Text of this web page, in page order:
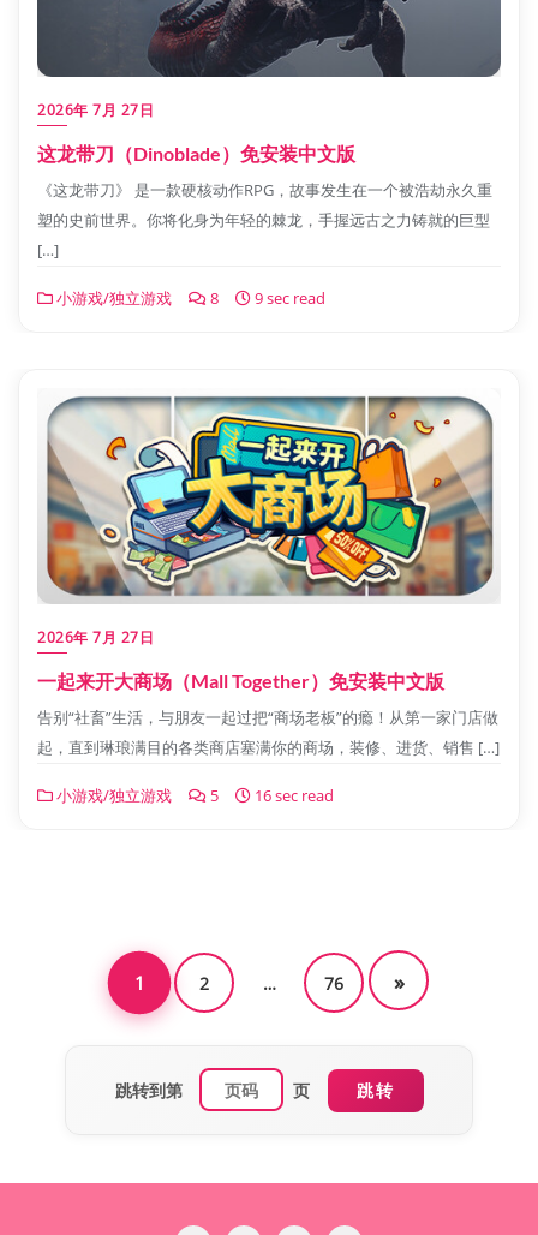
2026年 7月 27日
这龙带刀（Dinoblade）免安装中文版
《这龙带刀》 是一款硬核动作RPG，故事发生在一个被浩劫永久重
塑的史前世界。你将化身为年轻的棘龙，手握远古之力铸就的巨型
[…]
小游戏/独立游戏 8 9 sec read
2026年 7月 27日
一起来开大商场（Mall Together）免安装中文版
告别“社畜”生活，与朋友一起过把“商场老板”的瘾！从第一家门店做
起，直到琳琅满目的各类商店塞满你的商场，装修、进货、销售 […]
小游戏/独立游戏 5 16 sec read
章
1 2 … 76 »
跳转到第 页 跳转